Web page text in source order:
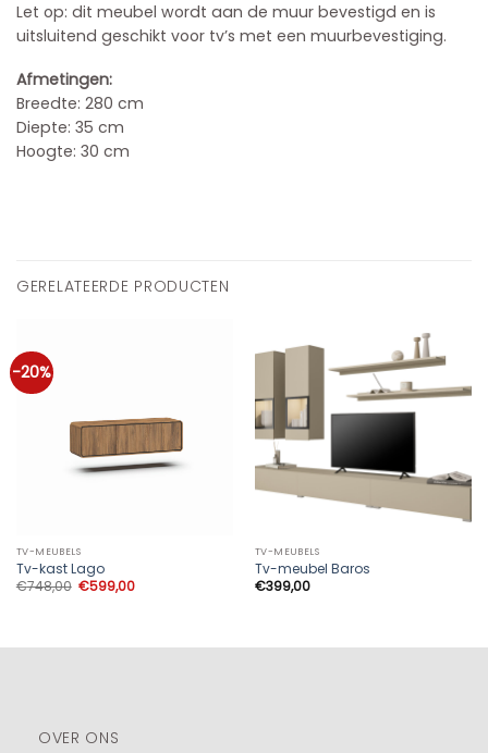
Let op: dit meubel wordt aan de muur bevestigd en is
uitsluitend geschikt voor tv’s met een muurbevestiging.
Afmetingen:
Breedte: 280 cm
Diepte: 35 cm
Hoogte: 30 cm
GERELATEERDE PRODUCTEN
-20%
TV-MEUBELS
Tv-kast Lago
€748,00 Oorspronkelijke
prijs
€599,00Huidige
TV-MEUBELS
Tv-meubel Baros
€399,00
OVER ONS